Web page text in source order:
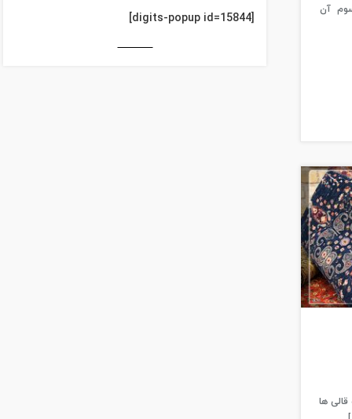
آن
ها
[digits-popup id=15844]